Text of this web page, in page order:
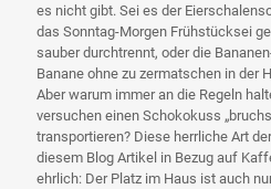
es nicht gibt. Sei es der
das Sonntag-Morgen Frühstücksei
sauber durchtrennt, oder die
Banane ohne zu zermatschen in der
Aber warum immer an die Regeln
versuchen einen Schokokuss
transportieren? Diese herrliche Art
diesem Blog Artikel in Bezug auf
ehrlich: Der Platz im Haus ist auch